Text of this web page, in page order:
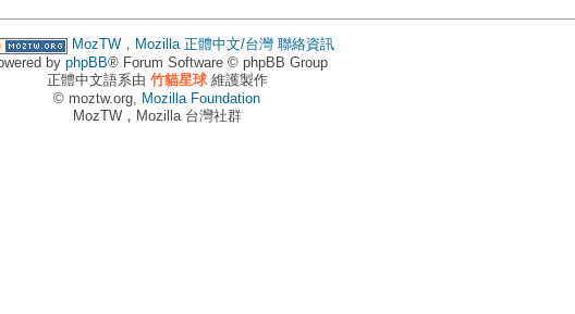
MozTW，Mozilla 正體中文/台灣 聯絡資訊
by phpBB® Forum Software © phpBB Group
正體中文語系由 竹貓星球維護製作
© moztw.org, Mozilla Foundation
MozTW，Mozilla 台灣社群